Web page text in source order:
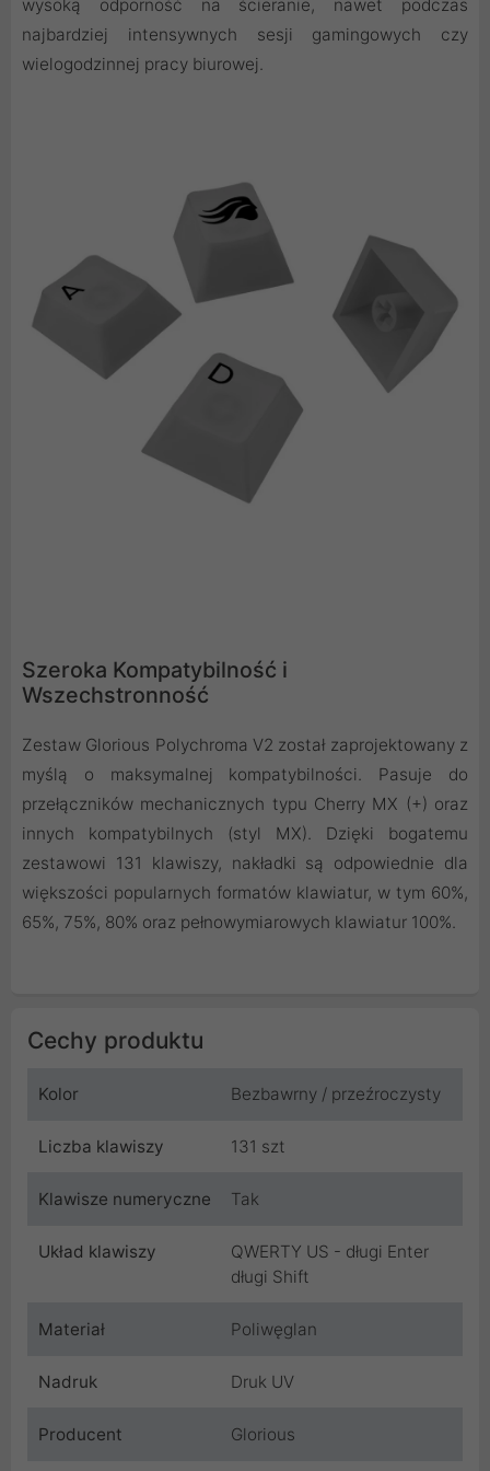
wysoką odporność na ścieranie, nawet podczas
najbardziej intensywnych sesji gamingowych czy
wielogodzinnej pracy biurowej.
Szeroka Kompatybilność i
Wszechstronność
Zestaw Glorious Polychroma V2 został zaprojektowany z
myślą o maksymalnej kompatybilności. Pasuje do
przełączników mechanicznych typu Cherry MX (+) oraz
innych kompatybilnych (styl MX). Dzięki bogatemu
zestawowi 131 klawiszy, nakładki są odpowiednie dla
większości popularnych formatów klawiatur, w tym 60%,
65%, 75%, 80% oraz pełnowymiarowych klawiatur 100%.
Cechy produktu
Kolor Bezbawrny / przeźroczysty
Liczba klawiszy 131 szt
Klawisze numeryczne Tak
Układ klawiszy
QWERTY US - długi Enter
długi Shift
Materiał Poliwęglan
Nadruk Druk UV
Producent Glorious